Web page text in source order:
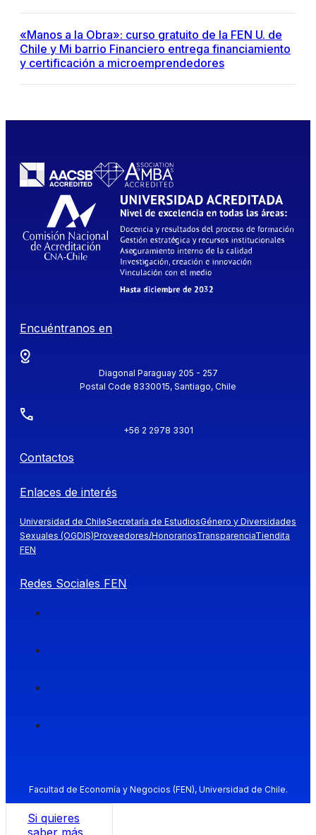
«Manos a la Obra»: curso gratuito de la FEN U. de
Chile y Mi barrio Financiero entrega financiamiento
y certificación a microemprendedores
Encuéntranos en
Diagonal Paraguay 205 - 257
Postal Code 8330015, Santiago, Chile
+56 2 2978 3301
Contactos
Enlaces de interés
Universidad de ChileSecretaría de EstudiosGénero y Diversidades
Sexuales (OGDIS)Proveedores/HonorariosTransparenciaTiendita
FEN
Redes Sociales FEN
Facultad de Economía y Negocios (FEN), Universidad de Chile.
Si quieres
saber más